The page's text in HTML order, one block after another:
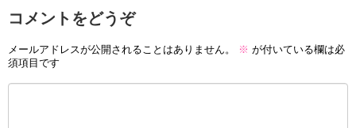
コメントをどうぞ
メールアドレスが公開されることはありません。 ※ が付いている欄は必
須項目です